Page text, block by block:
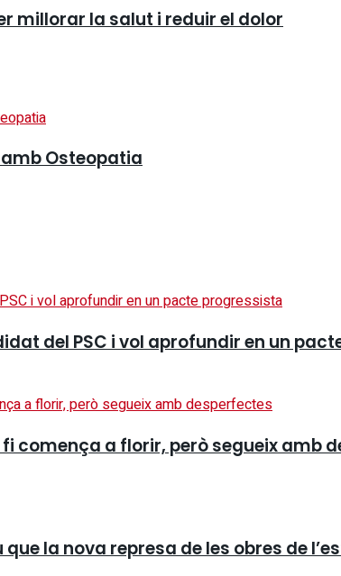
millorar la salut i reduir el dolor
Osteopatia
del PSC i vol aprofundir en un
fi comença a florir, però segueix amb
la nova represa de les obres de